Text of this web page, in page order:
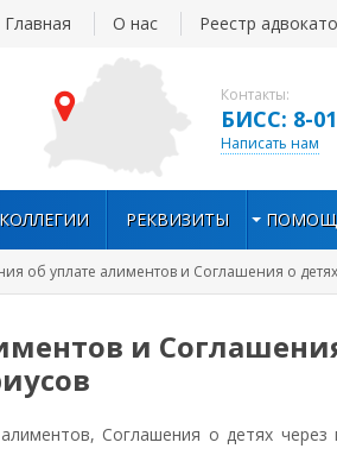
Контакты:
БИСС: 8-
Написать нам
Главная О нас Реестр
РЕКВИЗИТЫ
об уплате алиментов и Соглашения о
и
Соглашения о детях через